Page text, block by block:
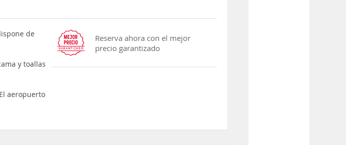
de
y toallas
aeropuerto
Reserva ahora con el mejor
precio garantizado